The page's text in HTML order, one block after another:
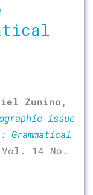
Zunino,
issue
Grammatical
14 No.